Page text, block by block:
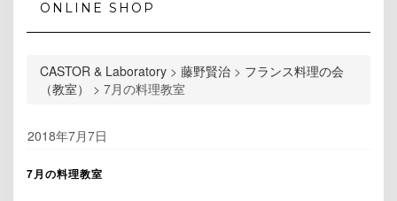
ONLINE SHOP
CASTOR & Laboratory > 藤野賢治 > フランス料理の会
（教室）
> 7月の料理教室
2018年7月7日
7月の料理教室